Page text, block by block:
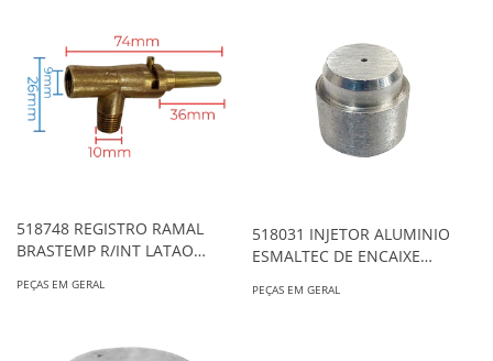
518748 REGISTRO RAMAL
BRASTEMP R/INT LATAO
PEÇAS EM GERAL
518031 INJETOR ALUMINIO
ESMALTEC DE ENCAIXE
PEÇAS EM GERAL